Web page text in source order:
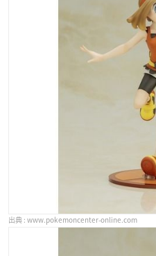
www.pokemoncenter-online.com